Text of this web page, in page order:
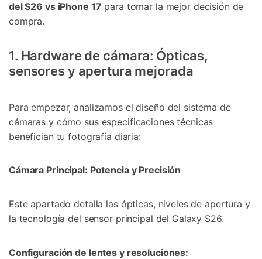
del S26 vs iPhone 17 para tomar la mejor decisión de
compra.
1. Hardware de cámara: Ópticas,
sensores y apertura mejorada
Para empezar, analizamos el diseño del sistema de
cámaras y cómo sus especificaciones técnicas
benefician tu fotografía diaria:
Cámara Principal: Potencia y Precisión
Este apartado detalla las ópticas, niveles de apertura y
la tecnología del sensor principal del Galaxy S26.
Configuración de lentes y resoluciones: